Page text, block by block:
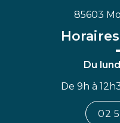
85603
Du
De 9h à
02